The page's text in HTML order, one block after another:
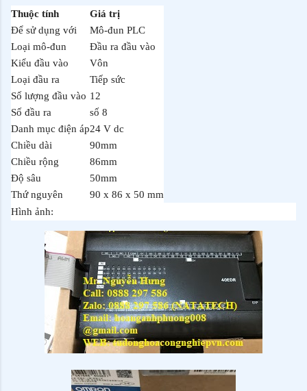
Thuộc tính
Giá trị
Để sử dụng với
Mô-đun PLC
Loại mô-đun
Đầu ra đầu vào
Kiểu đầu vào
Vôn
Loại đầu ra
Tiếp sức
Số lượng đầu vào 12
Số đầu ra
số 8
Danh mục điện áp24 V dc
Chiều dài
90mm
Chiều rộng
86mm
Độ sâu
50mm
Thứ nguyên
90 x 86 x 50 mm
Hình ảnh: